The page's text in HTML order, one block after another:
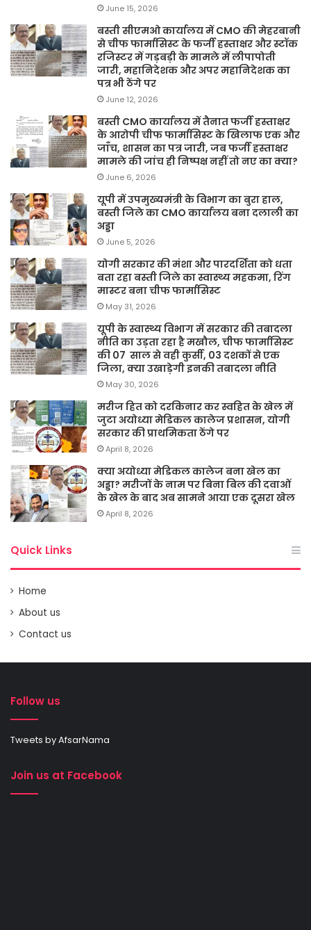
June 15, 2026
बस्ती सीएमओ कार्यालय में CMO की मेहरबानी
से चीफ फार्मासिस्ट के फर्जी हस्ताक्षर और स्टॉक
रजिस्टर में गड़बड़ी के मामले में लीपापोती
जारी, महानिदेशक और अपर महानिदेशक का
पत्र भी ठेंगे पर
June 12, 2026
बस्ती CMO कार्यालय में तैनात फर्जी हस्ताक्षर
के आरोपी चीफ फार्मासिस्ट के खिलाफ एक और
जाँच, शासन का पत्र जारी, जब फर्जी हस्ताक्षर
मामले की जांच ही निष्पक्ष नहीं तो नए का क्या?
June 6, 2026
यूपी में उपमुख्यमंत्री के विभाग का बुरा हाल,
बस्ती जिले का CMO कार्यालय बना दलाली का
अड्डा
June 5, 2026
योगी सरकार की मंशा और पारदर्शिता को धता
बता रहा बस्ती जिले का स्वास्थ्य महकमा, रिंग
मास्टर बना चीफ फार्मासिस्ट
May 31, 2026
यूपी के स्वास्थ्य विभाग में सरकार की तबादला
नीति का उड़ता रहा है मखौल, चीफ फार्मासिस्ट
की 07 साल से वही कुर्सी, 03 दशकों से एक
जिला, क्या उखाड़ेगी इनकी तबादला नीति
May 30, 2026
मरीज हित को दरकिनार कर स्वहित के खेल में
जुटा अयोध्या मेडिकल कालेज प्रशासन, योगी
सरकार की प्राथमिकता ठेंगे पर
April 8, 2026
क्या अयोध्या मेडिकल कालेज बना खेल का
अड्डा? मरीजों के नाम पर बिना बिल की दवाओं
के खेल के बाद अब सामने आया एक दूसरा खेल
April 8, 2026
Quick Links
Home
About us
Contact us
Follow us
Tweets by AfsarNama
Join us at Facebook